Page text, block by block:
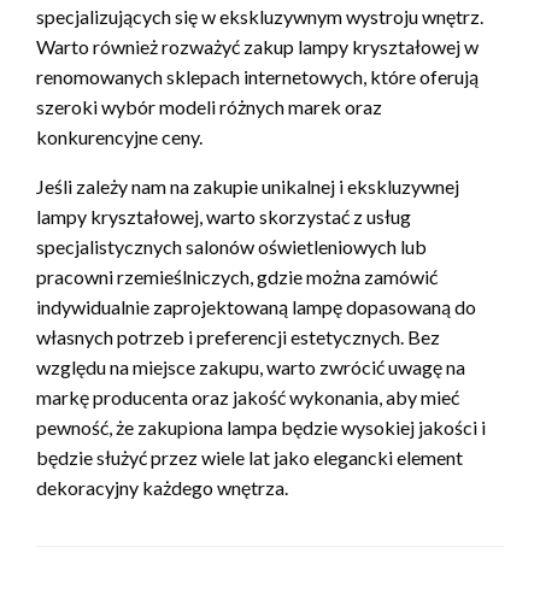
specjalizujących się w ekskluzywnym wystroju wnętrz.
Warto również rozważyć zakup lampy kryształowej w
renomowanych sklepach internetowych, które oferują
szeroki wybór modeli różnych marek oraz
konkurencyjne ceny.
Jeśli zależy nam na zakupie unikalnej i ekskluzywnej
lampy kryształowej, warto skorzystać z usług
specjalistycznych salonów oświetleniowych lub
pracowni rzemieślniczych, gdzie można zamówić
indywidualnie zaprojektowaną lampę dopasowaną do
własnych potrzeb i preferencji estetycznych. Bez
względu na miejsce zakupu, warto zwrócić uwagę na
markę producenta oraz jakość wykonania, aby mieć
pewność, że zakupiona lampa będzie wysokiej jakości i
będzie służyć przez wiele lat jako elegancki element
dekoracyjny każdego wnętrza.